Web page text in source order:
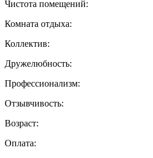
Чистота помещений:
Комната отдыха:
Коллектив:
Дружелюбность:
Профессионализм:
Отзывчивость:
Возраст:
Оплата: